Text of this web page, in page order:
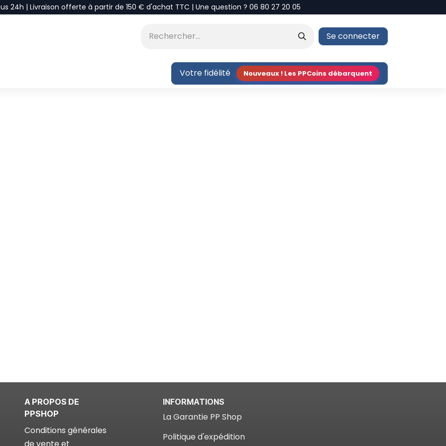
24h | Livraison offerte à partir de 150 € d'achat TTC | Une question ? 06 80 27 20 05
Se connecter
Votre fidélité Nouveaux ! Les PPCoins débarquent
A PROPOS DE
PPSHOP
Conditions générales
INFORMATIONS
La Garantie PP Shop​
Politique d'expédition